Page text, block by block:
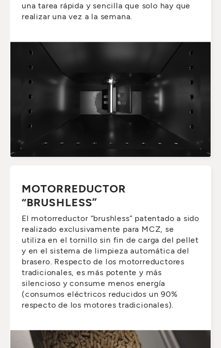
una tarea rápida y sencilla que solo hay que
realizar una vez a la semana.
MOTORREDUCTOR
“BRUSHLESS”
El motorreductor “brushless” patentado a sido
realizado exclusivamente para MCZ, se
utiliza en el tornillo sin fin de carga del pellet
y en el sistema de limpieza automática del
brasero. Respecto de los motorreductores
tradicionales, es más potente y más
silencioso y consume menos energía
(consumos eléctricos reducidos un 90%
respecto de los motores tradicionales).